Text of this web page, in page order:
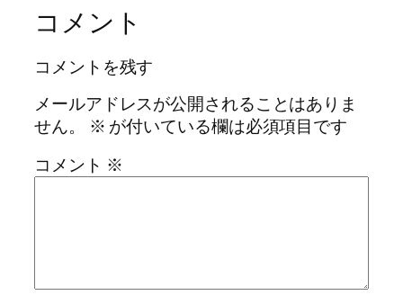
コメント
コメントを残す
メールアドレスが公開されることはありま
せん。
※ が付いている欄は必須項目です
コメント ※